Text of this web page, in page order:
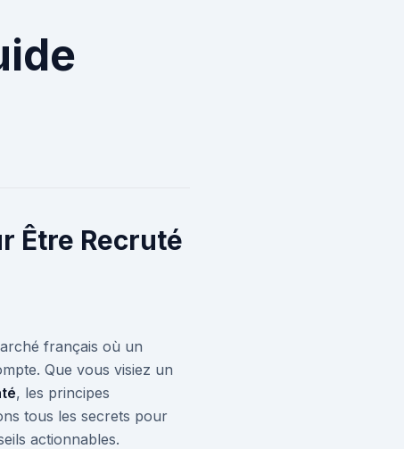
Être Recruté
français où un
Que vous visiez un
, les principes
tous les secrets pour
actionnables.